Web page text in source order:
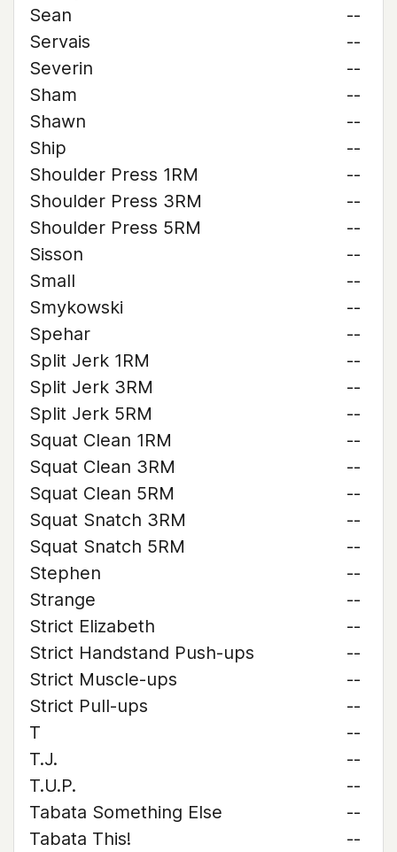
Sean
--
Servais
--
Severin
--
Sham
--
Shawn
--
Ship
--
Shoulder Press 1RM
--
Shoulder Press 3RM
--
Shoulder Press 5RM
--
Sisson
--
Small
--
Smykowski
--
Spehar
--
Split Jerk 1RM
--
Split Jerk 3RM
--
Split Jerk 5RM
--
Squat Clean 1RM
--
Squat Clean 3RM
--
Squat Clean 5RM
--
Squat Snatch 3RM
--
Squat Snatch 5RM
--
Stephen
--
Strange
--
Strict Elizabeth
--
Strict Handstand Push-ups
--
Strict Muscle-ups
--
Strict Pull-ups
--
T
--
T.J.
--
T.U.P.
--
Tabata Something Else
--
Tabata This!
--